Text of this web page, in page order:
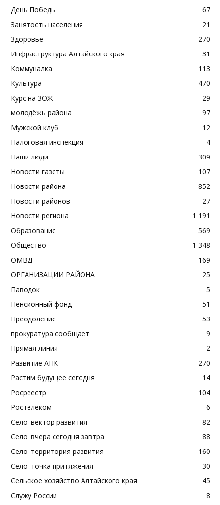
День Победы
67
Занятость населения
21
Здоровье
270
Инфраструктура Алтайского края
31
Коммуналка
113
Культура
470
Курс на ЗОЖ
29
молодёжь района
97
Мужской клуб
12
Налоговая инспекция
4
Наши люди
309
Новости газеты
107
Новости района
852
Новости районов
27
Новости региона
1 191
Образование
569
Общество
1 348
ОМВД
169
ОРГАНИЗАЦИИ РАЙОНА
25
Паводок
5
Пенсионный фонд
51
Преодоление
53
прокуратура сообщает
9
Прямая линия
2
Развитие АПК
270
Растим будущее сегодня
14
Росреестр
104
Ростелеком
6
Село: вектор развития
82
Село: вчера сегодня завтра
88
Село: территория развития
160
Село: точка притяжения
30
Сельское хозяйство Алтайского края
45
Служу России
8